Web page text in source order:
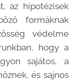
az hipotézisek
formáknak
védelme
hogy a
sajátos, a
és sajnos